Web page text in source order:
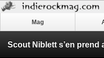
Mag
Scout Niblett s’en prend